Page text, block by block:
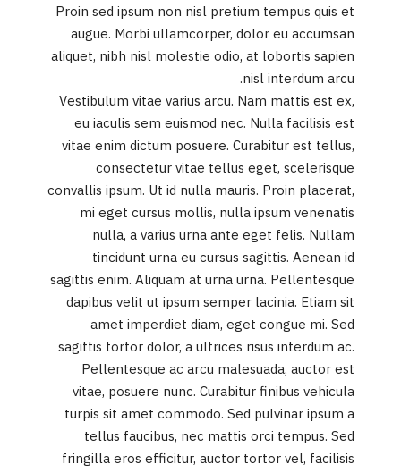
Proin sed ipsum non nisl pretium tempus quis et
augue. Morbi ullamcorper, dolor eu accumsan
aliquet, nibh nisl molestie odio, at lobortis sapien
nisl interdum arcu.
Vestibulum vitae varius arcu. Nam mattis est ex,
eu iaculis sem euismod nec. Nulla facilisis est
vitae enim dictum posuere. Curabitur est tellus,
consectetur vitae tellus eget, scelerisque
convallis ipsum. Ut id nulla mauris. Proin placerat,
mi eget cursus mollis, nulla ipsum venenatis
nulla, a varius urna ante eget felis. Nullam
tincidunt urna eu cursus sagittis. Aenean id
sagittis enim. Aliquam at urna urna. Pellentesque
dapibus velit ut ipsum semper lacinia. Etiam sit
amet imperdiet diam, eget congue mi. Sed
sagittis tortor dolor, a ultrices risus interdum ac.
Pellentesque ac arcu malesuada, auctor est
vitae, posuere nunc. Curabitur finibus vehicula
turpis sit amet commodo. Sed pulvinar ipsum a
tellus faucibus, nec mattis orci tempus. Sed
fringilla eros efficitur, auctor tortor vel, facilisis